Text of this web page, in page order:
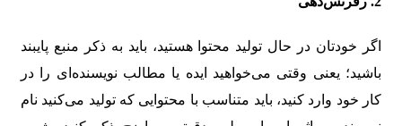
اگر خودتان در حال تولید محتوا هستید، باید به ذکر منبع پایبند
باشید؛ یعنی وقتی می‌خواهید ایده یا مطالب نویسنده‌ای را در
کار خود وارد کنید، باید متناسب با محتوایی که تولید می‌کنید نام